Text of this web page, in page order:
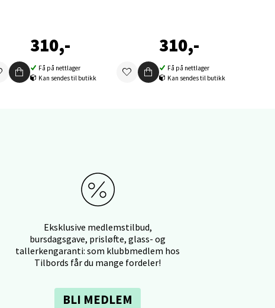
310,-
Få på nettlager
Kan sendes til butikk
310,-
Få på nettlager
Kan sendes til butikk
Eksklusive medlemstilbud,
bursdagsgave, prisløfte, glass- og
tallerkengaranti: som klubbmedlem hos
Tilbords får du mange fordeler!
BLI MEDLEM
Velg